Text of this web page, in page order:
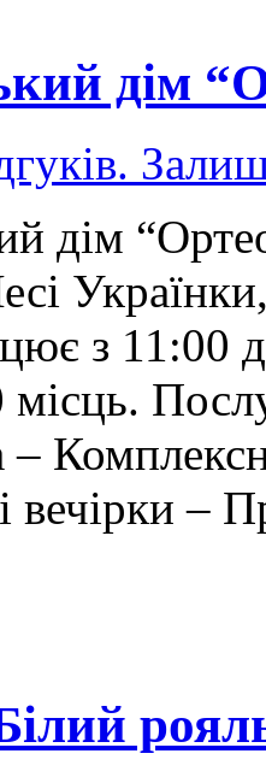
дім
дім
з 11:00
місць.
–
вечірки –